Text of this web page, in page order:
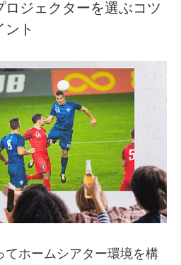
ジェクターを選ぶコツ
ント
てホームシアター環境を構